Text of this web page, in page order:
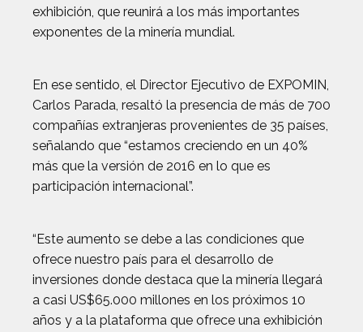
exhibición, que reunirá a los más importantes
exponentes de la minería mundial.
En ese sentido, el Director Ejecutivo de EXPOMIN,
Carlos Parada, resaltó la presencia de más de 700
compañías extranjeras provenientes de 35 países,
señalando que “estamos creciendo en un 40%
más que la versión de 2016 en lo que es
participación internacional”.
“Este aumento se debe a las condiciones que
ofrece nuestro país para el desarrollo de
inversiones donde destaca que la minería llegará
a casi US$65.000 millones en los próximos 10
años y a la plataforma que ofrece una exhibición